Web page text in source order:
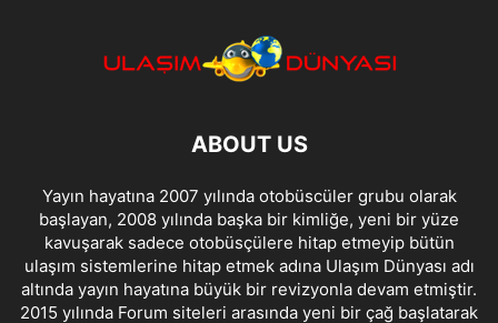
ABOUT US
Yayın hayatına 2007 yılında otobüscüler grubu olarak
başlayan, 2008 yılında başka bir kimliğe, yeni bir yüze
kavuşarak sadece otobüsçülere hitap etmeyip bütün
ulaşım sistemlerine hitap etmek adına Ulaşım Dünyası adı
altında yayın hayatına büyük bir revizyonla devam etmiştir.
2015 yılında Forum siteleri arasında yeni bir çağ başlatarak